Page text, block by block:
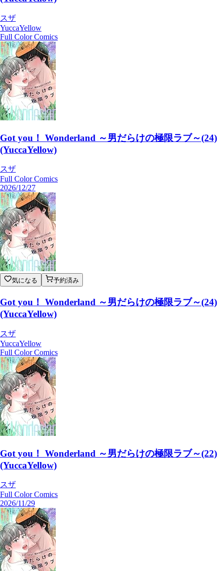
スザ
YuccaYellow
Full Color Comics
Got you！ Wonderland ～男だらけの極限ラブ～(24)
(YuccaYellow)
スザ
Full Color Comics
2026/12/27
気になる 予約済み
Got you！ Wonderland ～男だらけの極限ラブ～(24)
(YuccaYellow)
スザ
YuccaYellow
Full Color Comics
Got you！ Wonderland ～男だらけの極限ラブ～(22)
(YuccaYellow)
スザ
Full Color Comics
2026/11/29